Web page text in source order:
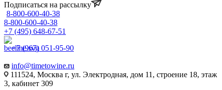
Подписаться на рассылку
8-800-600-40-38
8-800-600-40-38
+7 (495) 648-67-51
+7 (967) 051-95-90
info@timetowine.ru
111524, Москва г, ул. Электродная, дом 11, строение 18, этаж
3, кабинет 309